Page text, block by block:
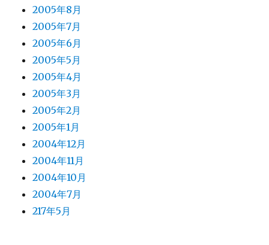
2005年8月
2005年7月
2005年6月
2005年5月
2005年4月
2005年3月
2005年2月
2005年1月
2004年12月
2004年11月
2004年10月
2004年7月
217年5月